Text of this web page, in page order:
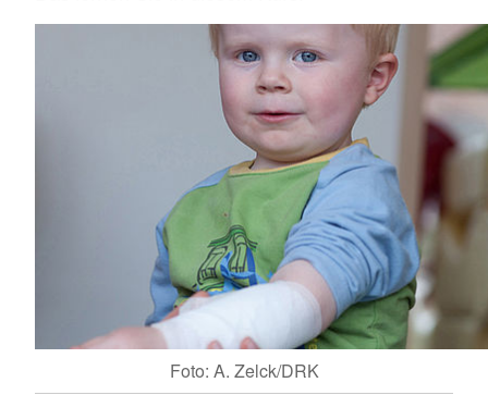
Foto: A. Zelck/DRK